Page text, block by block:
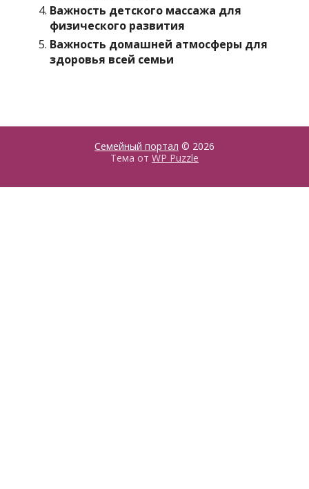
Важность детского массажа для
физического развития
Важность домашней атмосферы для
здоровья всей семьи
Семейный портал © 2026
Тема от WP Puzzle